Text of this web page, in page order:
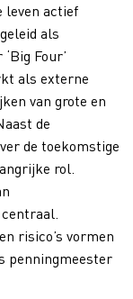
leven actief
als
Four’
als externe
van grote en
de
de toekomstige
rol.
risico’s vormen
penningmeester